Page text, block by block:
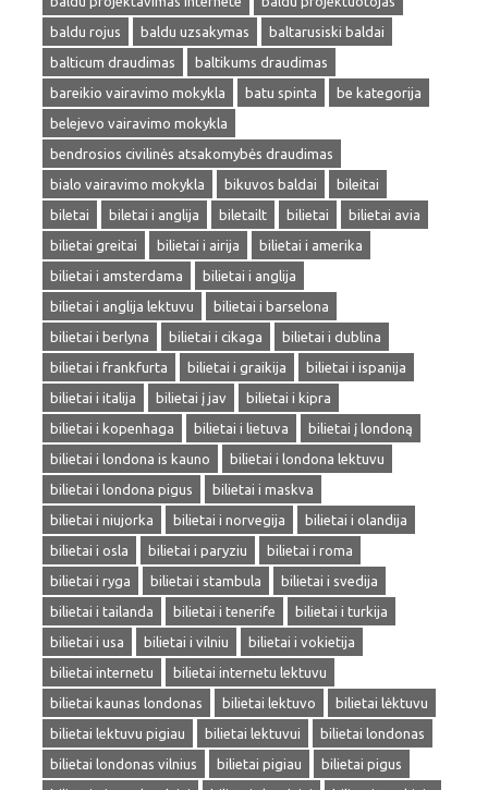
baldu rojus
baldu uzsakymas
baltarusiski baldai
balticum draudimas
baltikums draudimas
bareikio vairavimo mokykla
batu spinta
be kategorija
belejevo vairavimo mokykla
bendrosios civilinės atsakomybės draudimas
bialo vairavimo mokykla
bikuvos baldai
bileitai
biletai
biletai i anglija biletailt bilietai
bilietai avia
bilietai greitai
bilietai i airija
bilietai i amerika
bilietai i amsterdama
bilietai i anglija
bilietai i anglija lektuvu
bilietai i barselona
bilietai i berlyna
bilietai i cikaga
bilietai i dublina
bilietai i frankfurta
bilietai i graikija
bilietai i ispanija
bilietai i italija
bilietai į jav
bilietai i kipra
bilietai i kopenhaga
bilietai i lietuva
bilietai į londoną
bilietai i londona is kauno
bilietai i londona lektuvu
bilietai i londona pigus
bilietai i maskva
bilietai i niujorka
bilietai i norvegija
bilietai i olandija
bilietai i osla
bilietai i paryziu
bilietai i roma
bilietai i ryga
bilietai i stambula
bilietai i svedija
bilietai i tailanda
bilietai i tenerife
bilietai i turkija
bilietai i usa
bilietai i vilniu
bilietai i vokietija
bilietai internetu
bilietai internetu lektuvu
bilietai kaunas londonas
bilietai lektuvo
bilietai lėktuvu
bilietai lektuvu pigiau
bilietai lektuvui
bilietai londonas
bilietai londonas vilnius
bilietai pigiau
bilietai pigus